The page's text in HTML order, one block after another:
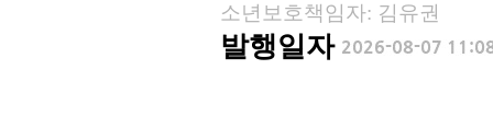
소년보호책임자: 김유권
발행일자